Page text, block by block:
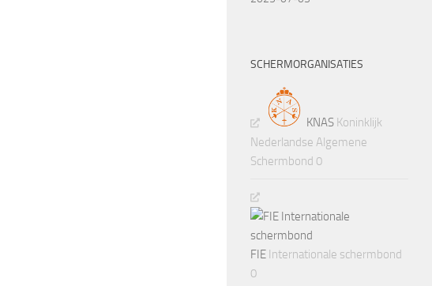
SCHERMORGANISATIES
KNAS Koninklijk
Nederlandse Algemene
Schermbond 0
FIE Internationale schermbond
0